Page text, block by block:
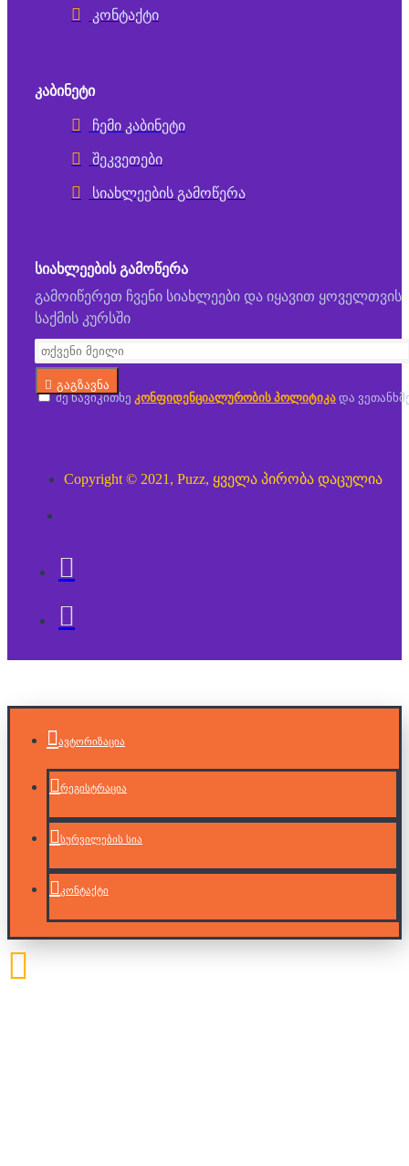
კონტაქტი
ᲙᲐᲑᲘᲜᲔᲢᲘ
ჩემი კაბინეტი
შეკვეთები
სიახლეების გამოწერა
ᲡᲘᲐᲮᲚᲔᲔᲑᲘᲡ ᲒᲐᲛᲝᲬᲔᲠᲐ
გამოიწერეთ ჩვენი სიახლეები და იყავით ყოველთვის
საქმის კურსში
გაგზავნა
მე წავიკითხე კონფიდენციალურობის პოლიტიკა და
Copyright © 2021, Puzz, ყველა პირობა დაცულია
ავტორიზაცია
რეგისტრაცია
სურვილების სია
კონტაქტი